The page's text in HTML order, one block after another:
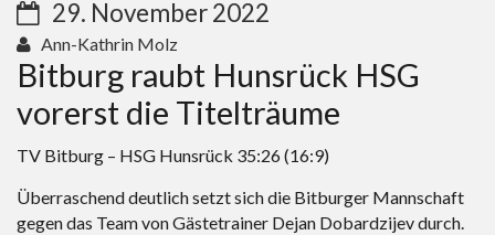
29. November 2022
Ann-Kathrin Molz
Bitburg raubt Hunsrück HSG
vorerst die Titelträume
TV Bitburg – HSG Hunsrück 35:26 (16:9)
Überraschend deutlich setzt sich die Bitburger Mannschaft
gegen das Team von Gästetrainer Dejan Dobardzijev durch.